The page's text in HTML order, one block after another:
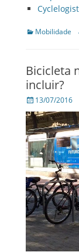
Categories
Mobilidade
Bicicleta
incluir?
Posted
on
13/07/2016